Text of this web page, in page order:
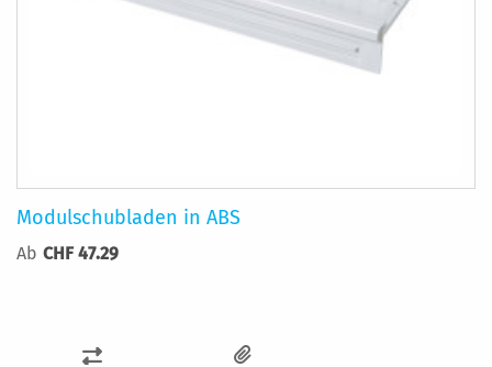
Modulschubladen in ABS
Ab CHF 47.29
ZUR